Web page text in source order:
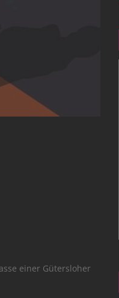
einer Gütersloher